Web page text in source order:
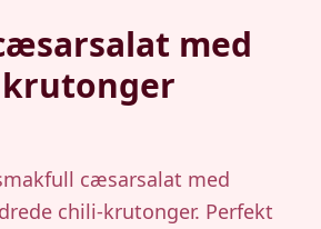
med
cæsarsalat med
chili-krutonger. Perfekt